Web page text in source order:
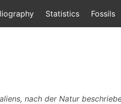
Statistics Fossils
nach der Natur